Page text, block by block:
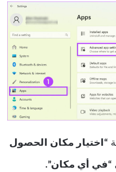
“اختيار مكان الحصول
“في أي مكان”.